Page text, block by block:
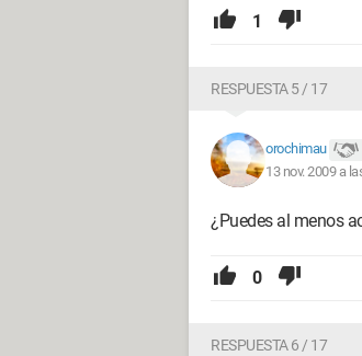
1
RESPUESTA 5 / 17
orochimau
13 nov. 2009 a
¿Puedes al menos
0
RESPUESTA 6 / 17